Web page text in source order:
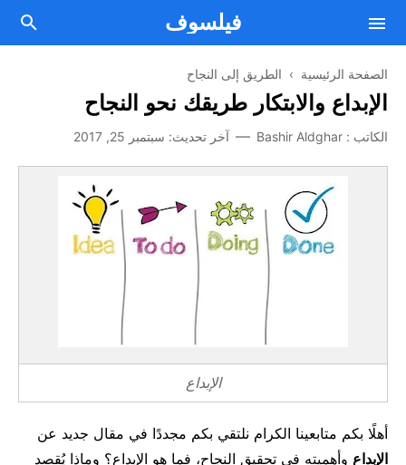
فيلسوف
مقالات فلسفية
علم النفس
الصحة العقلية والنفسية
الطريق إلى النجاح
تعليم
Facebook
Twitter
Telegram
من نحن
اتصل بنا
الصفحة الرئيسية › الطريق إلى النجاح
الإبداع والابتكار طريقك نحو النجاح
الكاتب : Bashir Aldghar آخر تحديث: سبتمبر 25, 2017
الإبداع
أهلًا بكم متابعينا الكرام نلتقي بكم مجددًا في مقال جديد عن
الإبداع وأهميته في تحقيق النجاح، فما هو الإبداع؟ وماذا يُقصد